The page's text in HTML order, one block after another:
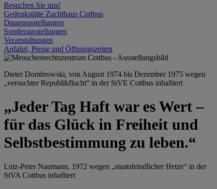
Besuchen Sie uns!
Gedenkstätte Zuchthaus Cottbus
Dauerausstellungen
Sonderausstellungen
Veranstaltungen
Anfahrt, Preise und Öffnungszeiten
Dieter Dombrowski, von August 1974 bis Dezember 1975 wegen
„versuchter Republikflucht“ in der StVE Cottbus inhaftiert
„Jeder Tag Haft war es Wert –
für das Glück in Freiheit und
Selbstbestimmung zu leben.“
Lutz-Peter Naumann, 1972 wegen „staatsfeindlicher Hetze“ in der
StVA Cottbus inhaftiert